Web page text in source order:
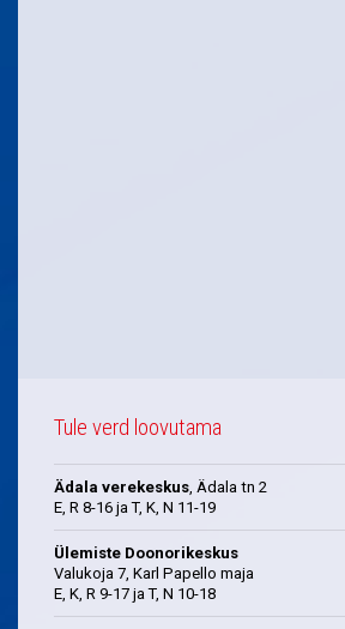
Tule verd loovutama
Ädala verekeskus, Ädala tn 2
E, R 8-16 ja T, K, N 11-19
Ülemiste Doonorikeskus
Valukoja 7, Karl Papello maja
E, K, R 9-17 ja T, N 10-18